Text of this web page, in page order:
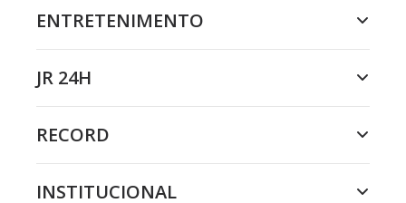
ENTRETENIMENTO
JR 24H
RECORD
INSTITUCIONAL